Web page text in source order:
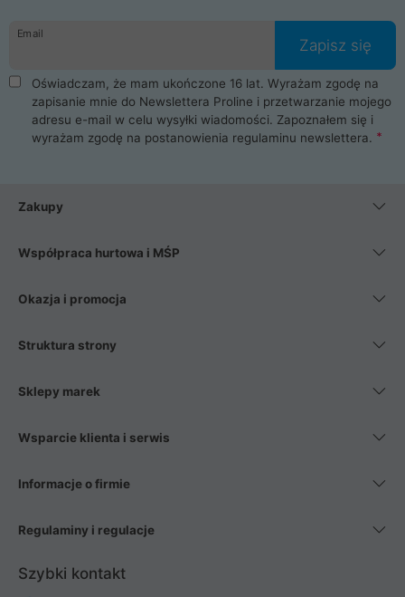
Email
Zapisz się
Oświadczam, że mam ukończone 16 lat. Wyrażam zgodę na
zapisanie mnie do Newslettera Proline i przetwarzanie mojego
adresu e-mail w celu wysyłki wiadomości. Zapoznałem się i
wyrażam zgodę na postanowienia regulaminu newslettera.
Zakupy
Współpraca hurtowa i MŚP
Okazja i promocja
Struktura strony
Sklepy marek
Wsparcie klienta i serwis
Informacje o firmie
Regulaminy i regulacje
Szybki kontakt